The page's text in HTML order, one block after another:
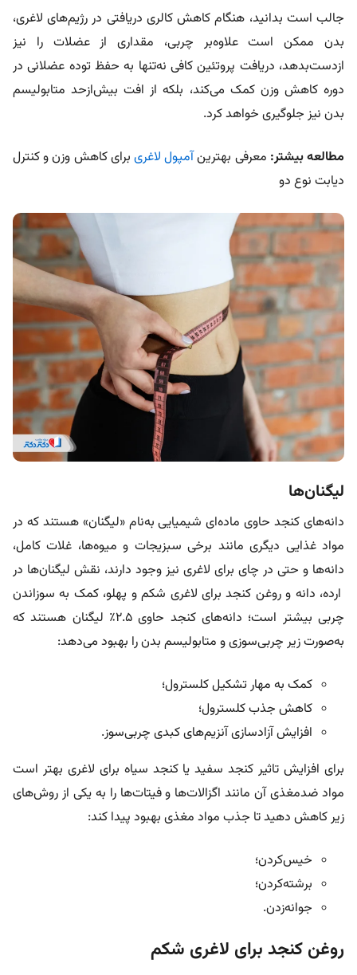
جالب است بدانید، هنگام کاهش کالری دریافتی در رژیم‌های لاغری،
بدن ممکن است علاوه‌بر چربی، مقداری از عضلات را نیز
ازدست‌بدهد، دریافت پروتئین کافی نه‌تنها به حفظ توده عضلانی در
دوره کاهش وزن کمک می‌کند، بلکه از افت بیش‌ازحد متابولیسم
بدن نیز جلوگیری خواهد کرد.
مطالعه بیشتر: معرفی بهترینآمپول لاغری برای کاهش وزن و کنترل
دیابت نوع دو
لیگنان‌ها
دانه‌های کنجد حاوی ماده‌ای شیمیایی به‌نام «لیگنان» هستند که در
مواد غذایی دیگری مانند برخی سبزیجات و میوه‌ها، غلات کامل،
دانه‌ها و حتی در چای برای لاغری نیز وجود دارند، نقش لیگنان‌ها در
ارده، دانه و روغن کنجد برای لاغری شکم و پهلو، کمک به سوزاندن
چربی بیشتر است؛ دانه‌های کنجد حاوی ۲.۵٪ لیگنان هستند که
به‌صورت زیر چربی‌سوزی و متابولیسم بدن را بهبود می‌دهد:
کمک به مهار تشکیل کلسترول؛
کاهش جذب کلسترول؛
افزایش آزادسازی آنزیم‌های کبدی چربی‌سوز.
برای افزایش تاثیر کنجد سفید یا کنجد سیاه برای لاغری بهتر است
مواد ضدمغذی آن مانند اگزالات‌ها و فیتات‌ها را به یکی از روش‌های
زیر کاهش دهید تا جذب مواد مغذی بهبود پیدا کند:
خیس‌کردن؛
برشته‌کردن؛
جوانه‌زدن.
روغن کنجد برای لاغری شکم